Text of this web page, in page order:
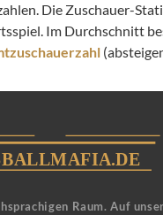
Die Zuschauer-
Im Durchschnitt
Raum. Auf